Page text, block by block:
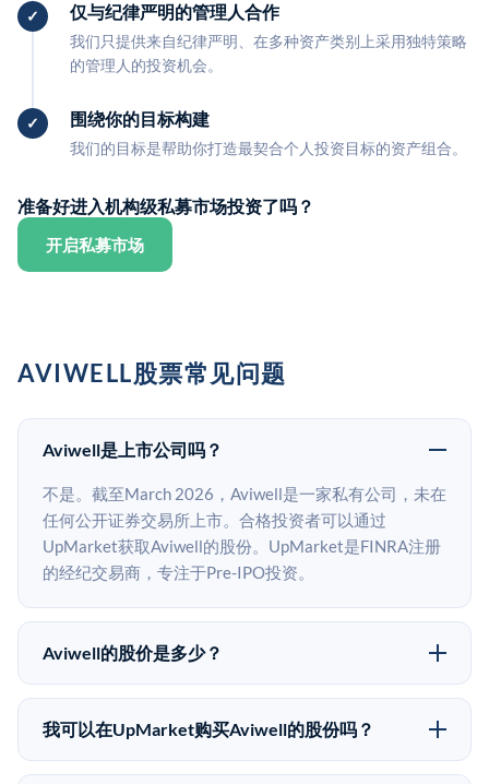
仅与纪律严明的管理人合作
我们只提供来自纪律严明、在多种资产类别上采用独特策略
的管理人的投资机会。
围绕你的目标构建
我们的目标是帮助你打造最契合个人投资目标的资产组合。
准备好进入机构级私募市场投资了吗？
开启私募市场
AVIWELL股票常见问题
Aviwell是上市公司吗？
不是。截至March 2026，Aviwell是一家私有公司，未在
任何公开证券交易所上市。合格投资者可以通过
UpMarket获取Aviwell的股份。UpMarket是FINRA注册
的经纪交易商，专注于Pre-IPO投资。
Aviwell的股价是多少？
Aviwell没有公开股价，因为它是一家私有公司。最近的
已知股价来自其最近一轮融资。 二级市场上的Pre-IPO
不同。
我可以在UpMarket购买Aviwell的股份吗？
可以。合格投资者可以通过填写本页表单或在